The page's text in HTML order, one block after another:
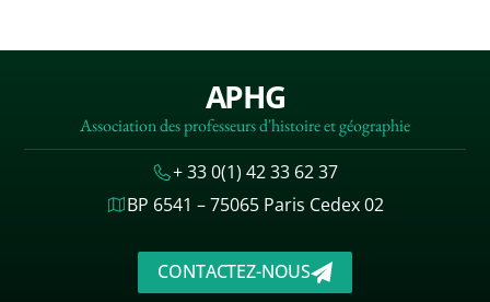
APHG
Association des professeurs d'histoire et géographie
+ 33 0(1) 42 33 62 37
BP 6541 – 75065 Paris Cedex 02
CONTACTEZ-NOUS